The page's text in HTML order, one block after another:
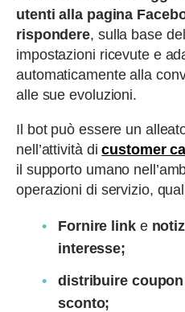
utenti alla pagina
rispondere, sulla base
impostazioni ricevute e
automaticamente alla
alle sue evoluzioni.
Il bot può essere un
nell’attività dicustomer
il supporto umano
operazioni di servizio,
Fornire linke
interesse;
distribuire coupon
sconto;